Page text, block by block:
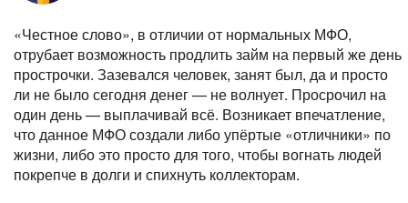
«Честное слово», в отличии от нормальных МФО,
отрубает возможность продлить займ на первый же день
прострочки. Зазевался человек, занят был, да и просто
ли не было сегодня денег — не волнует. Просрочил на
один день — выплачивай всё. Возникает впечатление,
что данное МФО создали либо упёртые «отличники» по
жизни, либо это просто для того, чтобы вогнать людей
покрепче в долги и спихнуть коллекторам.